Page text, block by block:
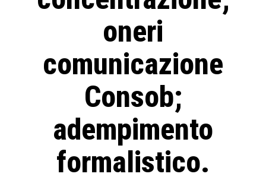
oneri
comunicazione
Consob;
adempimento
formalistico.